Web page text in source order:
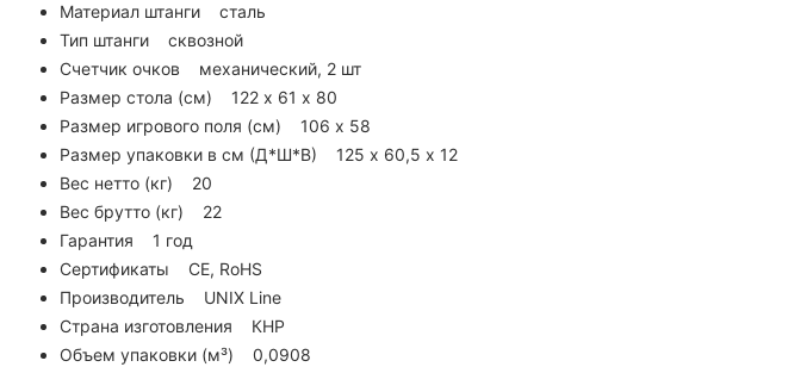
Материал штанги сталь
Тип штанги сквозной
Счетчик очков механический, 2 шт
Размер стола (см) 122 х 61 х 80
Размер игрового поля (см) 106 х 58
Размер упаковки в см (Д*Ш*В) 125 х 60,5 х 12
Вес нетто (кг) 20
Вес брутто (кг) 22
Гарантия 1 год
Сертификаты CE, RoHS
Производитель UNIX Line
Страна изготовления КНР
Объем упаковки (м³) 0,0908